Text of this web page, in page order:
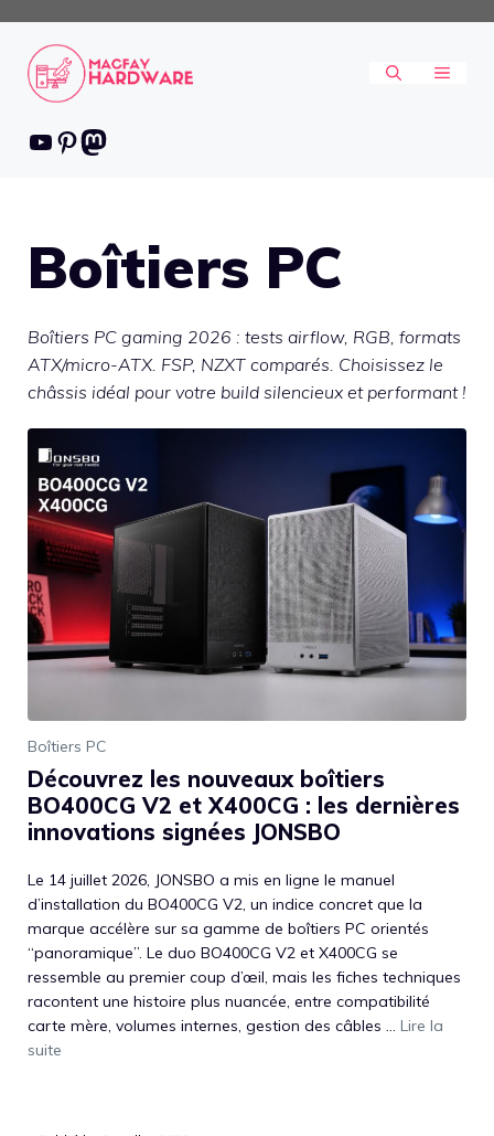
contenu
MENU
Youtube
Pinterest
Mastodon
Boîtiers PC
Boîtiers PC gaming 2026 : tests airflow, RGB, formats
ATX/micro-ATX. FSP, NZXT comparés. Choisissez le
châssis idéal pour votre build silencieux et performant !
Boîtiers PC
Découvrez les nouveaux boîtiers
BO400CG V2 et X400CG : les dernières
innovations signées JONSBO
Le 14 juillet 2026, JONSBO a mis en ligne le manuel
d’installation du BO400CG V2, un indice concret que la
marque accélère sur sa gamme de boîtiers PC orientés
“panoramique”. Le duo BO400CG V2 et X400CG se
ressemble au premier coup d’œil, mais les fiches techniques
racontent une histoire plus nuancée, entre compatibilité
carte mère, volumes internes, gestion des câbles ... Lire la
suite